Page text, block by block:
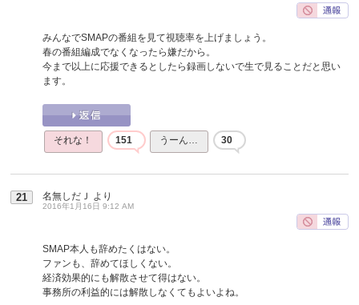
みんなでSMAPの番組を見て視聴率を上げましょう。
春の番組編成でなくなったら嫌だから。
今まで以上に応援できるとしたら録画しないで生で見ることだと思い
ます。
それな！ 151 うーん… 30
21 名無しだＪ より
2016年1月16日 9:12 AM
SMAP本人も辞めたくはない。
ファンも、辞めてほしくない。
経済効果的にも解散させて得はない。
事務所の利益的には解散しなくてもよいよね。